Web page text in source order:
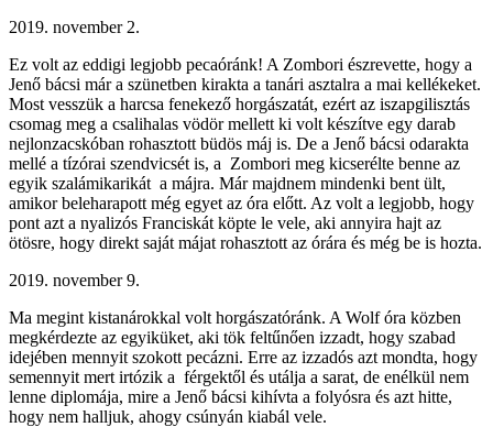
2019. november 2.
Ez volt az eddigi legjobb pecaóránk! A Zombori észrevette, hogy a
Jenő bácsi már a szünetben kirakta a tanári asztalra a mai kellékeket.
Most vesszük a harcsa fenekező horgászatát, ezért az iszapgilisztás
csomag meg a csalihalas vödör mellett ki volt készítve egy darab
nejlonzacskóban rohasztott büdös máj is. De a Jenő bácsi odarakta
mellé a tízórai szendvicsét is, a Zombori meg kicserélte benne az
egyik szalámikarikát a májra. Már majdnem mindenki bent ült,
amikor beleharapott még egyet az óra előtt. Az volt a legjobb, hogy
pont azt a nyalizós Franciskát köpte le vele, aki annyira hajt az
ötösre, hogy direkt saját májat rohasztott az órára és még be is hozta.
2019. november 9.
Ma megint kistanárokkal volt horgászatóránk. A Wolf óra közben
megkérdezte az egyiküket, aki tök feltűnően izzadt, hogy szabad
idejében mennyit szokott pecázni. Erre az izzadós azt mondta, hogy
semennyit mert irtózik a férgektől és utálja a sarat, de enélkül nem
lenne diplomája, mire a Jenő bácsi kihívta a folyósra és azt hitte,
hogy nem halljuk, ahogy csúnyán kiabál vele.